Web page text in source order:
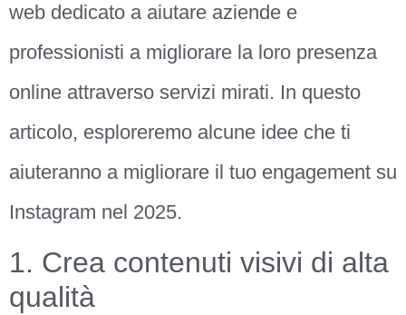
web dedicato a aiutare aziende e
professionisti a migliorare la loro presenza
online attraverso servizi mirati. In questo
articolo, esploreremo alcune idee che ti
aiuteranno a migliorare il tuo engagement su
Instagram nel 2025.
1. Crea contenuti visivi di alta
qualità